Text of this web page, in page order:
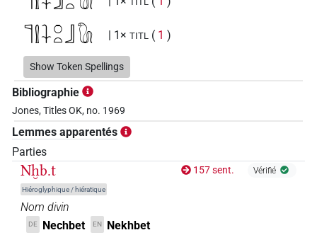
𓊹𓍛𓇑𓏌𓏏𓃀𓵹 | 1× TITL ( 1 )
𓴄𓊹𓍛 | 1× TITL (
Show Token Spellings
Bibliographie
Jones, Titles OK, no. 1969
Lemmes apparentés
Parties
Nḫb.t
Hiéroglyphique / hiératique
157 sent. Vérifié
Nom divin
DE Nechbet EN Nekhbet